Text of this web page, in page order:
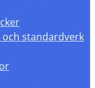
och standardverk